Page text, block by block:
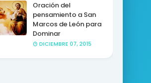
Oración del
pensamiento a San
Marcos de León para
Dominar
DICIEMBRE 07, 2015